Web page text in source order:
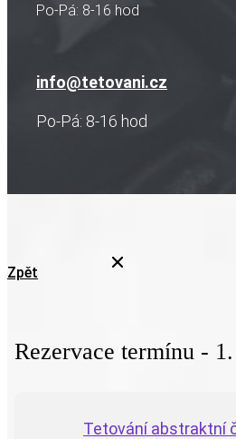
Po-Pá: 8-16 hod
info@tetovani.cz
Po-Pá: 8-16 hod
Zpět
Rezervace termínu -
Tetování abstraktní